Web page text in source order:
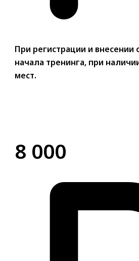
При регистрации и внесении
начала тренинга, при
мест.
8 000